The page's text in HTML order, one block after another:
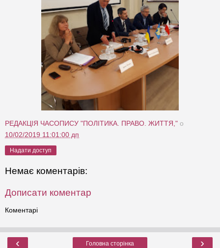
РЕДАКЦІЯ ЧАСОПИСУ "ПОЛІТИКА. ПРАВО. ЖИТТЯ," о
10/02/2019 11:01:00 дп
Надати доступ
Немає коментарів:
Дописати коментар
Коментарі
‹ ›
Головна сторінка